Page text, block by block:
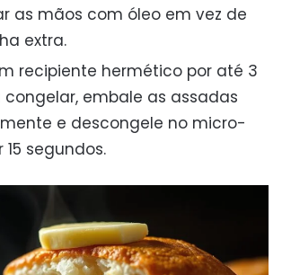
as mãos com óleo em vez de
extra.
recipiente hermético por até 3
congelar, embale as assadas
e descongele no micro-
segundos.